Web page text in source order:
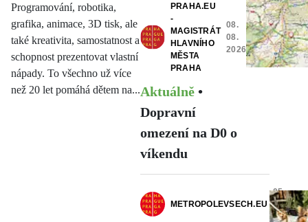
Programování, robotika,
grafika, animace, 3D tisk, ale
také kreativita, samostatnost a
schopnost prezentovat vlastní
nápady. To všechno už více
než 20 let pomáhá dětem na...
PRAHA.EU
-
MAGISTRÁT
HLAVNÍHO
MĚSTA
PRAHA
08.
08.
2026
Aktuálně •
Dopravní
omezení na D0 o
víkendu
METROPOLEVSECH.EU
05.
08.
2026